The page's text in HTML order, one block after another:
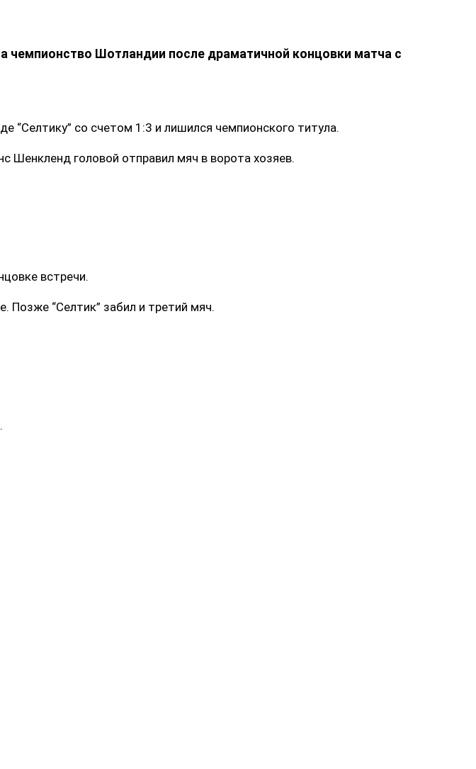
чемпионство Шотландии после драматичной концовки матча с
“Селтику” со счетом 1:3 и лишился чемпионского титула.
Шенкленд головой отправил мяч в ворота хозяев.
встречи.
“Селтик” забил и третий мяч.